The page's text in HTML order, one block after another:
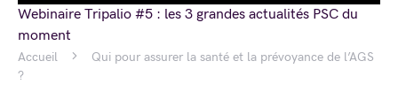
Accueil
Qui pour assurer la santé et la prévoyance de l’AGS
?
Webinaire Tripalio #5 : les 3 grandes actualités PSC du
moment